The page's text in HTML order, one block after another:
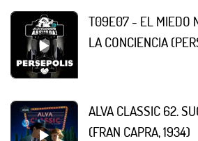
T09E07 - EL MIEDO
LA CONCIENCIA
ALVA CLASSIC 62.
(FRAN CAPRA, 1934)